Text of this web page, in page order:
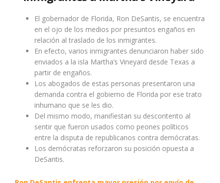
El gobernador de Florida, Ron DeSantis, se encuentra
en el ojo de los medios por presuntos engaños en
relación al traslado de los inmigrantes.
En efecto, varios inmigrantes denunciaron haber sido
enviados a la isla Martha’s Vineyard desde Texas a
partir de engaños.
Los abogados de estas personas presentaron una
demanda contra el gobierno de Florida por ese trato
inhumano que se les dio.
Del mismo modo, manifiestan su descontento al
sentir que fueron usados como peones políticos
entre la disputa de republicanos contra demócratas.
Los demócratas reforzaron su posición opuesta a
DeSantis.